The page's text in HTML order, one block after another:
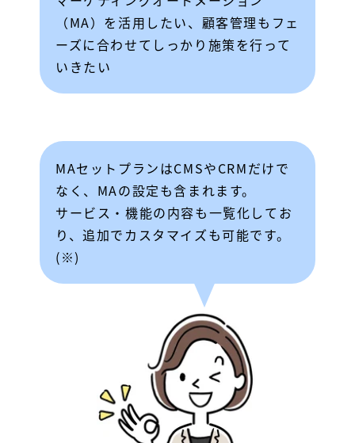
（MA）を活用したい、顧客管理もフェ
ーズに合わせてしっかり施策を行って
いきたい
MAセットプランはCMSやCRMだけで
なく、MAの設定も含まれます。
サービス・機能の内容も一覧化してお
り、追加でカスタマイズも可能です。
(※)